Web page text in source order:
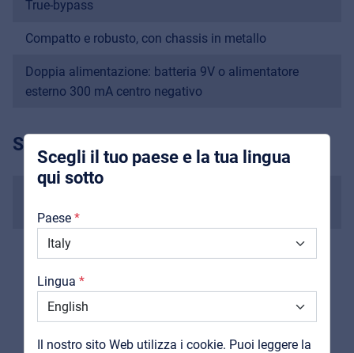
Scegli il tuo paese e la tua lingua
qui sotto
Paese
Lingua
Il nostro sito Web utilizza i cookie. Puoi leggere la
Music schools
Pro AVL
Installers | Rental companies | System
Downloads
Cataloghi
Support
True-bypass
Compatto e robusto, con chassis in metallo
Doppia alimentazione: batteria 9V o alimentatore
esterno 300 mA centro negativo
SPECIFICHE
Dimnensioni
121 x 77 x 48 mm
Peso